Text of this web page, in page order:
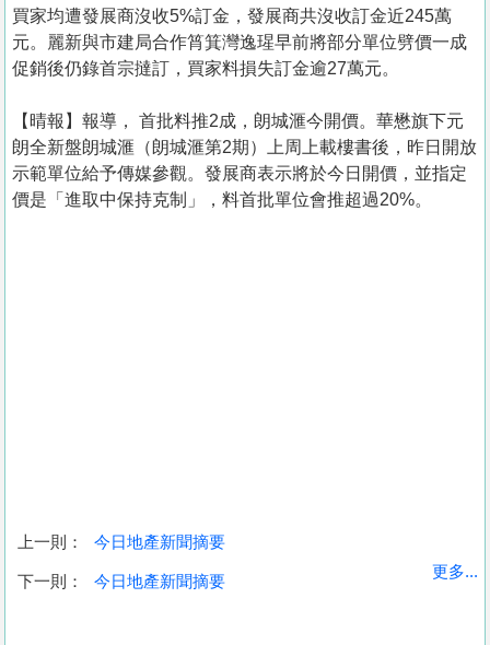
收
買家均遭發展商沒收5%訂金，發展商共沒收訂金近245萬
元。麗新與市建局合作筲箕灣逸瑆早前將部分單位劈價一成
促銷後仍錄首宗撻訂，買家料損失訂金逾27萬元。
【晴報】報導， 首批料推2成，朗城滙今開價。華懋旗下元
朗全新盤朗城滙（朗城滙第2期）上周上載樓書後，昨日開放
示範單位給予傳媒參觀。發展商表示將於今日開價，並指定
價是「進取中保持克制」，料首批單位會推超過20%。
上一則： 今日地產新聞摘要
下一則： 今日地產新聞摘要
更多...